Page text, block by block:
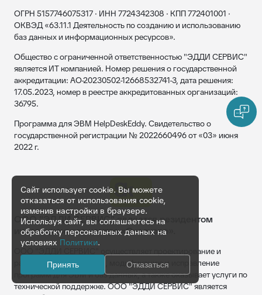
ОГРН 5157746075317 · ИНН 7724342308 · КПП 772401001 ·
ОКВЭД «63.11.1 Деятельность по созданию и использованию
баз данных и информационных ресурсов».
Общество с ограниченной ответственностью "ЭДДИ СЕРВИС"
является ИТ компанией. Номер решения о государственной
аккредитации: АО-20230502-12668532741-3, дата решения:
17.05.2023, номер в реестре аккредитованных организаций:
36795.
Программа для ЭВМ HelpDeskEddy. Свидетельство о
государственной регистрации № 2022660496 от «03» июня
2022 г.
ООО "ЭДДИ СЕРВИС" является резидентом
инновационного центра «Сколково».
ООО "ЭДДИ СЕРВИС" осуществляет проектирование и
разработку, обновление, модификацию и исправление
программ для ЭВМ и баз данных, а также оказывает услуги по
технической поддержке. ООО "ЭДДИ СЕРВИС" является
Сайт использует cookie. Вы можете
отказаться от использования cookie,
изменив настройки в браузере.
Используя сайт, вы соглашаетесь на
обработку персональных данных на
условиях Политики.
Принять Отказаться